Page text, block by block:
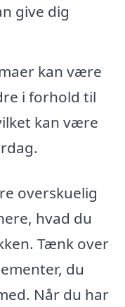
give dig
kan være
i forhold til
kan være
overskuelig
hvad du
Tænk over
du
Når du har